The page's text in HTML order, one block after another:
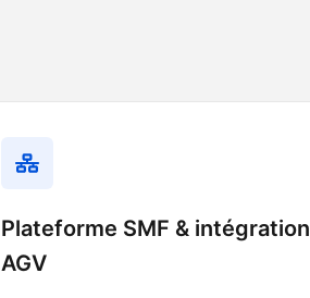
Plateforme SMF & intégration
AGV